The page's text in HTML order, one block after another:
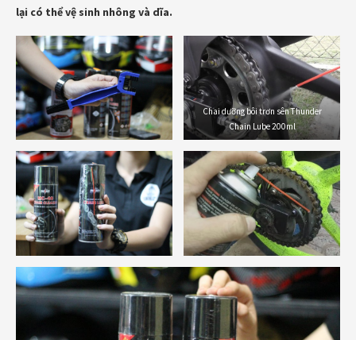
lại có thể vệ sinh nhông và dĩa.
Chai dưỡng bôi trơn sên Thunder
Chain Lube 200ml